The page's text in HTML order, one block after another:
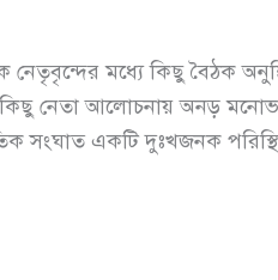
মধ্যে কিছু বৈঠক
নেতা আলোচনায় অনড়
সংঘাত একটি দুঃখজনক